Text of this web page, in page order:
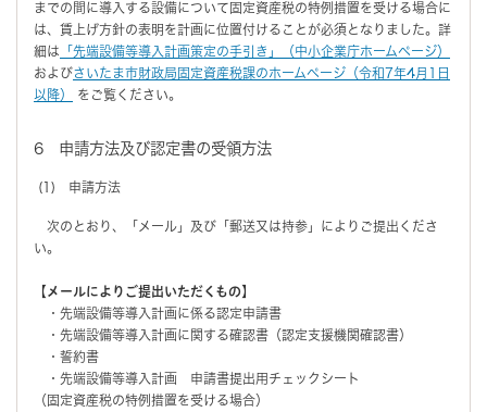
までの間に導入する設備について固定資産税の特例措置を受ける場合に
は、賃上げ方針の表明を計画に位置付けることが必須となりました。詳
細は 「先端設備等導入計画策定の手引き」（中小企業庁ホームページ）
およびさいたま市財政局固定資産税課のホームページ（令和7年4月1日
以降）
をご覧ください。
6 申請方法及び認定書の受領方法
(1) 申請方法
次のとおり、「メール」及び「郵送又は持参」によりご提出くださ
い。
【メールによりご提出いただくもの】
・先端設備等導入計画に係る認定申請書
・先端設備等導入計画に関する確認書（認定支援機関確認書）
・誓約書
・先端設備等導入計画 申請書提出用チェックシート
（固定資産税の特例措置を受ける場合）